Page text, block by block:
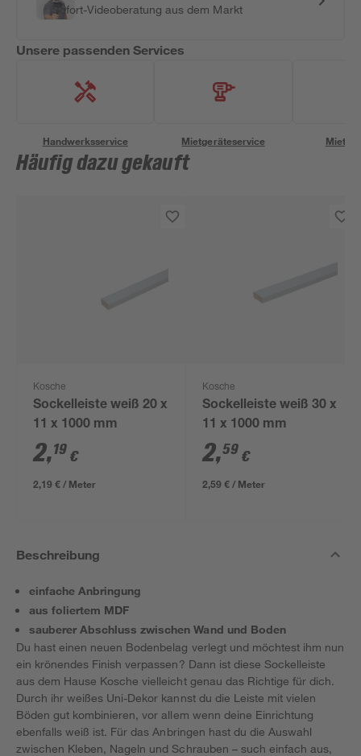
Sofort-Videoberatung aus dem Markt
Unsere passenden Services
Handwerksservice Mietgeräteservice
Häufig dazu gekauft
Kosche
Sockelleiste weiß 20 x
11 x 1000 mm
2,19 €
2,19 € / Meter
Kosche
Sockelleiste weiß 30 x
11 x 1000 mm
2,59 €
2,59 € / Meter
Beschreibung
einfache Anbringung
aus foliertem MDF
sauberer Abschluss zwischen Wand und Boden
Du hast einen neuen Bodenbelag verlegt und möchtest ihm nun
ein krönendes Finish verpassen? Dann ist diese Sockelleiste
aus dem Hause Kosche vielleicht genau das Richtige für dich.
Durch ihr weißes Uni-Dekor kannst du die Leiste mit vielen
Böden gut kombinieren, vor allem wenn deine Einrichtung
ebenfalls weiß ist. Für das Anbringen hast du die Auswahl
zwischen Kleben, Nageln und Schrauben – such einfach aus,